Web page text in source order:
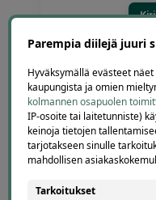
Maria Kujala
3 days ago
Hyvä hintalaatu
Lisätty
Parempia diilejä juuri
Hyväksymällä evästeet
kaupungista ja omien
kolmannen osapuolen
IP-osoite tai laitetunniste)
keinoja tietojen
tarjotakseen sinulle
mahdollisen
Tarkoitukset